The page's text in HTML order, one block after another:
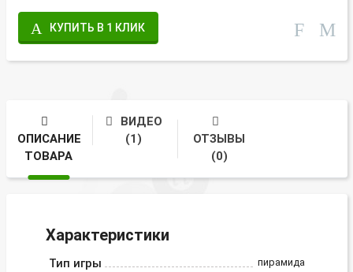
КУПИТЬ В 1 КЛИК
ОПИСАНИЕ
ТОВАРА
ВИДЕО
(1)
ОТЗЫВЫ
(0)
Характеристики
Тип игры пирамида